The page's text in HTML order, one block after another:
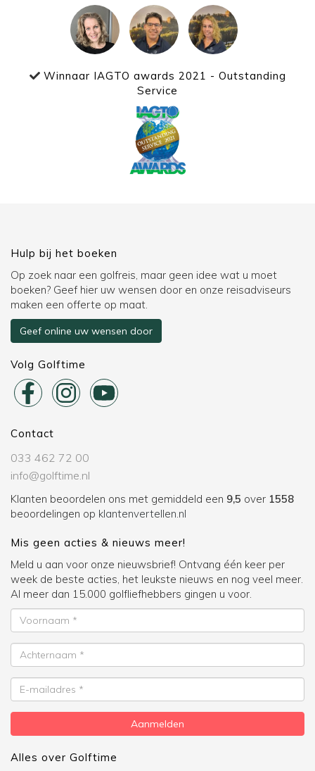
Winnaar IAGTO awards 2021 - Outstanding
Service
Hulp bij het boeken
Op zoek naar een golfreis, maar geen idee wat u moet
boeken? Geef hier uw wensen door en onze reisadviseurs
maken een offerte op maat.
Geef online uw wensen door
Volg Golftime
Contact
033 462 72 00
info@golftime.nl
Klanten beoordelen ons met gemiddeld een 9,5 over 1558
beoordelingen op klantenvertellen.nl
Mis geen acties & nieuws meer!
Meld u aan voor onze nieuwsbrief! Ontvang één keer per
week de beste acties, het leukste nieuws en nog veel meer.
Al meer dan 15.000 golfliefhebbers gingen u voor.
Voornaam
Achternaam
E-
mailadres
Aanmelden
Alles over Golftime